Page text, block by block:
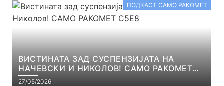
ПОДКАСТ САМО РАКОМЕТ
ВИСТИНАТА ЗАД СУСПЕНЗИЈАТА НА
НАЧЕВСКИ И НИКОЛОВ! САМО РАКОМЕТ
С5Е8
27/05/2026